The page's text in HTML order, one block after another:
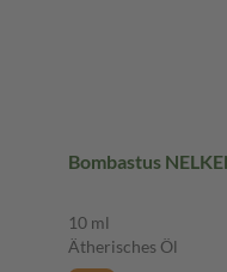
Bombastus
10 ml
Ätherisches Öl